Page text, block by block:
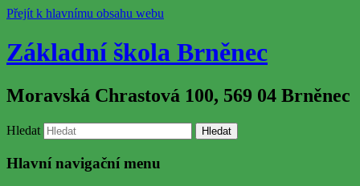
Přejít k hlavnímu obsahu webu
Základní škola Brněnec
Moravská Chrastová 100, 569 04 Brněnec
Hledat
Hlavní navigační menu